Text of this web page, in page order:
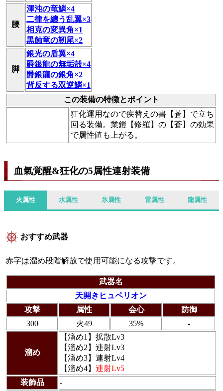
腰
渾沌の竜鱗×4
二律を纏う乱翼×3
相克の変異角×1
黒蝕竜の靭尾×2
脚
銀光の盾翼×4
爵銀龍の無垢殻×4
爵銀龍の銀角×2
背反する双逆鱗×1
この装備の特徴とポイント
狂化運用なので疾替えの書【蒼】で立ち
回る装備。業鎧【修羅】の【蒼】の効果
で属性値も上がる。
血氣覚醒&狂化の5属性連射装備
火属性 水属性 氷属性 雷属性 龍属性
おすすめ武器
赤字は溜め段階解放で使用可能になる攻撃です。
武器名
天開きヒュペリオン
攻撃
属性 会心
防御
300
火49 35% -
溜め
【溜め1】拡散Lv3
【溜め2】連射Lv3
【溜め3】連射Lv4
【溜め4】連射Lv5
装飾品
-